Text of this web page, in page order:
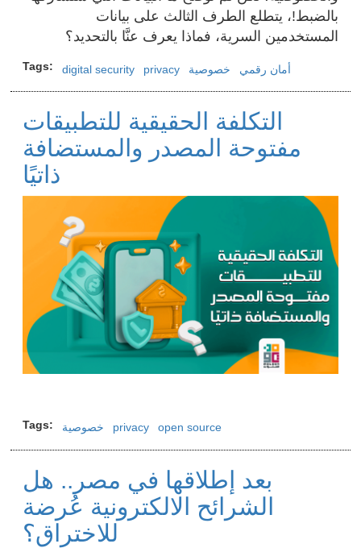
بالضبط!، يتطلع الطرف الثالث على بيانات
المستخدمين السرية، فماذا يعرف عنَّا بالتحديد؟
Tags digital security privacy خصوصية أمان رقمي
التكلفة الحقيقية للتطبيقات
مفتوحة المصدر والمستضافة
ذاتيًا
Tags خصوصية privacy open source
بعد إطلاقها في مصر.. هل
الشرائح الالكترونية عُرضة
للاختراق؟